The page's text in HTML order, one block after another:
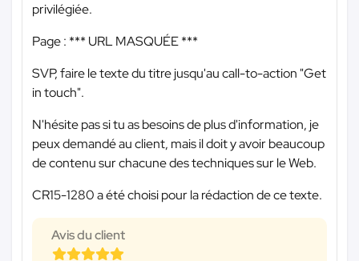
privilégiée.
Page : *** URL MASQUÉE ***
SVP, faire le texte du titre jusqu'au call-to-action "Get
in touch".
N'hésite pas si tu as besoins de plus d'information, je
peux demandé au client, mais il doit y avoir beaucoup
de contenu sur chacune des techniques sur le Web.
CR15-1280 a été choisi pour la rédaction de ce texte.
Avis du client